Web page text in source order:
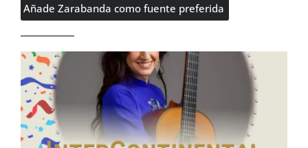
Añade Zarabanda como fuente preferida